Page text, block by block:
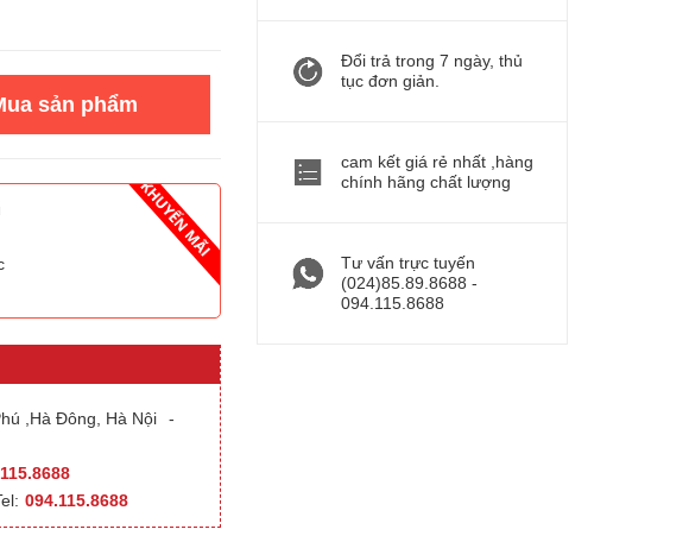
sản phẩm
Đổi trả trong 7 ngày, thủ
tục đơn giản.
cam kết giá rẻ nhất ,hàng
chính hãng chất lượng
Tư vấn trực tuyến
(024)85.89.8688 -
094.115.8688
,Hà Đông, Hà Nội
-
094.115.8688